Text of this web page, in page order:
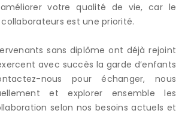
votre qualité de vie, car le
est une priorité.
sans diplôme ont déjà rejoint
avec succès la garde d’enfants
nous pour échanger, nous
et explorer ensemble les
selon nos besoins actuels et